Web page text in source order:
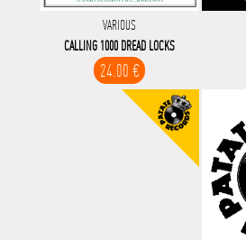
VARIOUS
CALLING 1000 DREAD LOCKS
24.00 €